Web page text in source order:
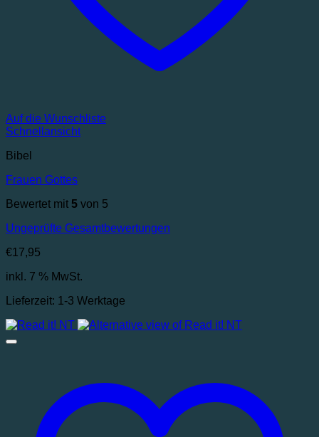
Auf die Wunschliste
Schnellansicht
Bibel
Frauen Gottes
Bewertet mit 5 von 5
Ungeprüfte Gesamtbewertungen
€17,95
inkl. 7 % MwSt.
Lieferzeit: 1-3 Werktage